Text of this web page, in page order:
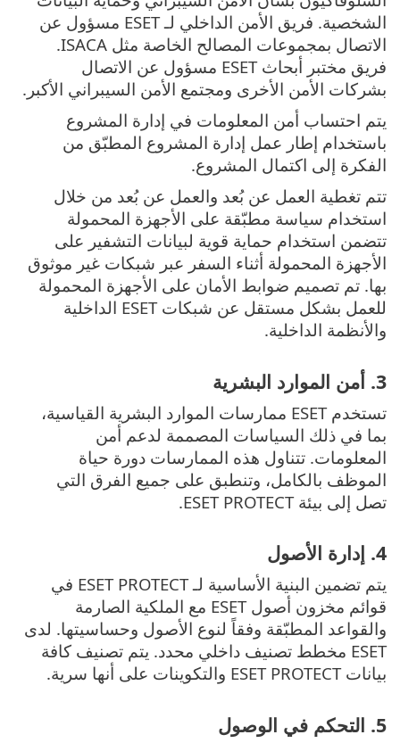
الشخصية. فريق الأمن الداخلي لـ ESET مسؤول عن
الاتصال بمجموعات المصالح الخاصة مثل ISACA.
فريق مختبر أبحاث ESET مسؤول عن الاتصال
بشركات الأمن الأخرى ومجتمع الأمن السيبراني الأكبر.
يتم احتساب أمن المعلومات في إدارة المشروع
باستخدام إطار عمل إدارة المشروع المطبّق من
الفكرة إلى اكتمال المشروع.
تتم تغطية العمل عن بُعد والعمل عن بُعد من خلال
استخدام سياسة مطبّقة على الأجهزة المحمولة
تتضمن استخدام حماية قوية لبيانات التشفير على
الأجهزة المحمولة أثناء السفر عبر شبكات غير موثوق
بها. تم تصميم ضوابط الأمان على الأجهزة المحمولة
للعمل بشكل مستقل عن شبكات ESET الداخلية
والأنظمة الداخلية.
3. أمن الموارد البشرية
تستخدم ESET ممارسات الموارد البشرية القياسية،
بما في ذلك السياسات المصممة لدعم أمن
المعلومات. تتناول هذه الممارسات دورة حياة
الموظف بالكامل، وتنطبق على جميع الفرق التي
تصل إلى بيئة ESET PROTECT.
4. إدارة الأصول
يتم تضمين البنية الأساسية لـ ESET PROTECT في
قوائم مخزون أصول ESET مع الملكية الصارمة
والقواعد المطبّقة وفقاً لنوع الأصول وحساسيتها. لدى
ESET مخطط تصنيف داخلي محدد. يتم تصنيف كافة
بيانات ESET PROTECT والتكوينات على أنها سرية.
5. التحكم في الوصول